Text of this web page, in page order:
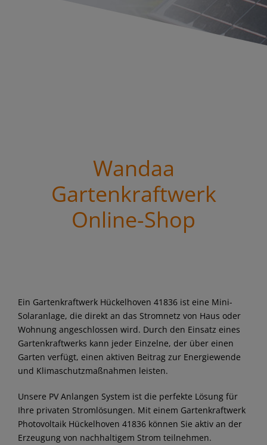
Wandaa
Gartenkraftwerk
Online-Shop
Ein Gartenkraftwerk Hückelhoven 41836 ist eine Mini-
Solaranlage, die direkt an das Stromnetz von Haus oder
Wohnung angeschlossen wird. Durch den Einsatz eines
Gartenkraftwerks kann jeder Einzelne, der über einen
Garten verfügt, einen aktiven Beitrag zur Energiewende
und Klimaschutzmaßnahmen leisten.
Unsere PV Anlangen System ist die perfekte Lösung für
Ihre privaten Stromlösungen. Mit einem Gartenkraftwerk
Photovoltaik Hückelhoven 41836 können Sie aktiv an der
Erzeugung von nachhaltigem Strom teilnehmen.